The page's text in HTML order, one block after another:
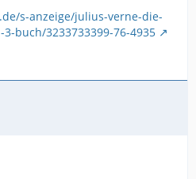
s-anzeige/julius-verne-die-
buch/3233733399-76-4935